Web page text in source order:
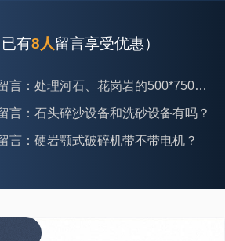
有8人留言享受优惠）
：处理河石、花岗岩的500*750颚破机什么价位？
言：石头碎沙设备和洗砂设备有吗？
言：硬岩颚式破碎机带不带电机？
：50吨左右的制砂机大概什么价位？